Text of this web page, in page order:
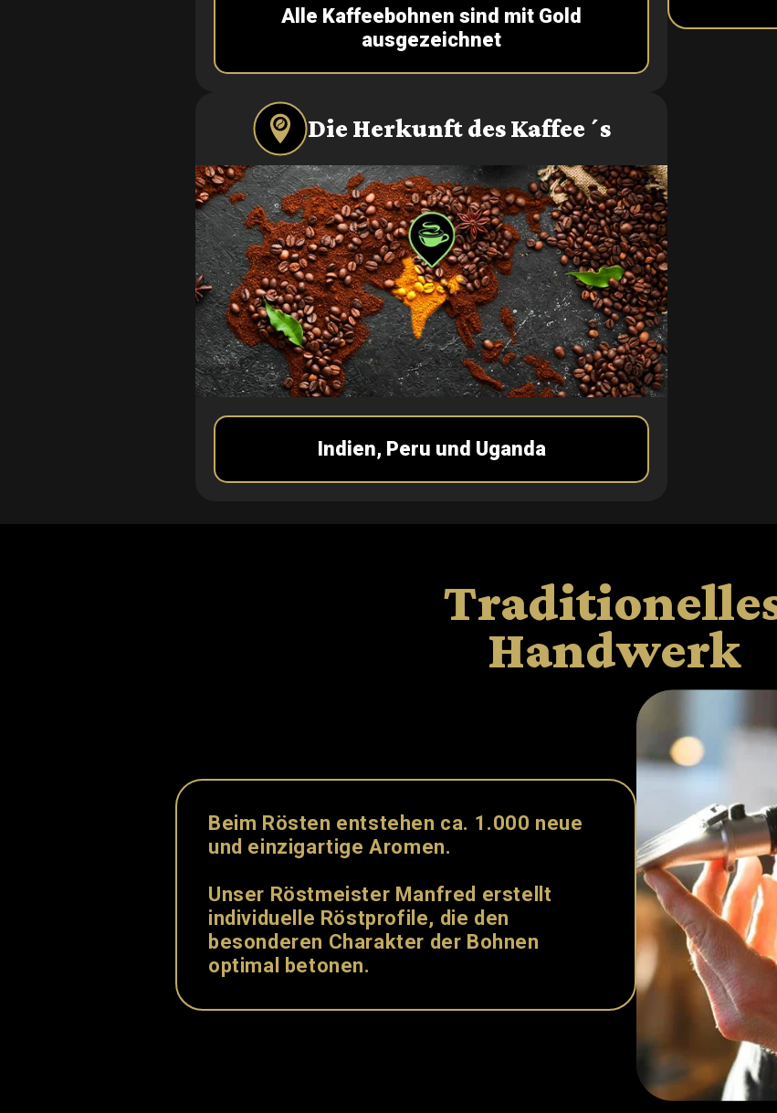
Alle Kaffeebohnen sind mit Gold
ausgezeichnet
Die Herkunft des Kaffee´s
Indien, Peru und Uganda
Handwerk
Beim Rösten entstehen ca. 1.000 neue
und einzigartigeAromen.
Unser Röstmeister Manfred erstellt
individuelle Röstprofile, die den
besonderen Charakter der Bohnen
optimal betonen.